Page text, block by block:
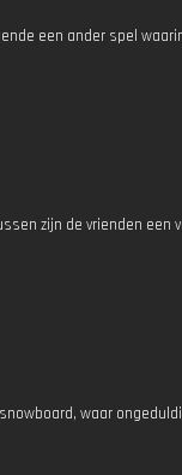
een ander spel
zijn de vrienden
waar